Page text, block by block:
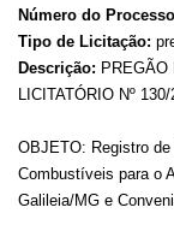
Número do
Tipo de Licitação:
Descrição: PREGÃO
LICITATÓRIO Nº 130/
OBJETO: Registro
Combustíveis para o
Galileia/MG e